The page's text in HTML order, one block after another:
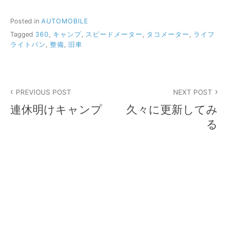
Posted in AUTOMOBILE
Tagged 360, キャンプ, スピードメーター , タコメーター , ライフ
ライトバン , 整備, 旧車
稿
PREVIOUS POST
連休明けキャンプ
NEXT POST
久々に更新してみ
る